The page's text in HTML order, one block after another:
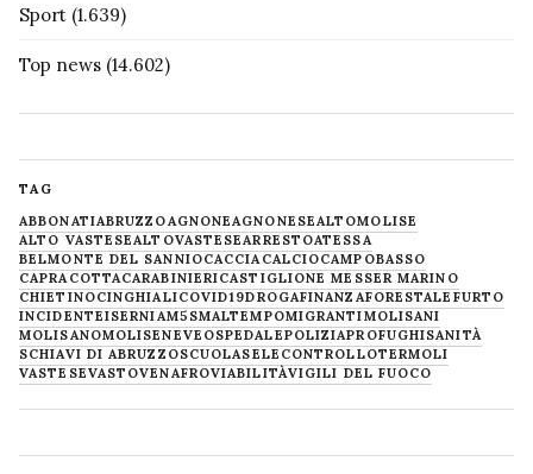
Sport (1.639)
Top news (14.602)
TAG
ABBONATIABRUZZOAGNONEAGNONESEALTOMOLISE
ALTO VASTESEALTOVASTESEARRESTOATESSA
BELMONTE DEL SANNIOCACCIA CALCIOCAMPOBASSO
CAPRACOTTACARABINIERICASTIGLIONE MESSER MARINO
CHIETINOCINGHIALICOVID19DROGAFINANZAFORESTALE FURTO
INCIDENTEISERNIAM5SMALTEMPOMIGRANTIMOLISANI
MOLISANOMOLISENEVE OSPEDALEPOLIZIAPROFUGHISANITÀ
SCHIAVI DI ABRUZZOSCUOLASELECONTROLLOTERMOLI
VASTESEVASTOVENAFROVIABILITÀVIGILI DEL FUOCO